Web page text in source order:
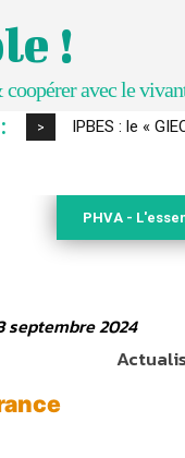
!
avec le
> IPBES : le «
PHVA -
septembre 2024